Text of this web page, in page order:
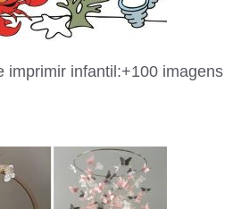
imprimir infantil:+100 imagens